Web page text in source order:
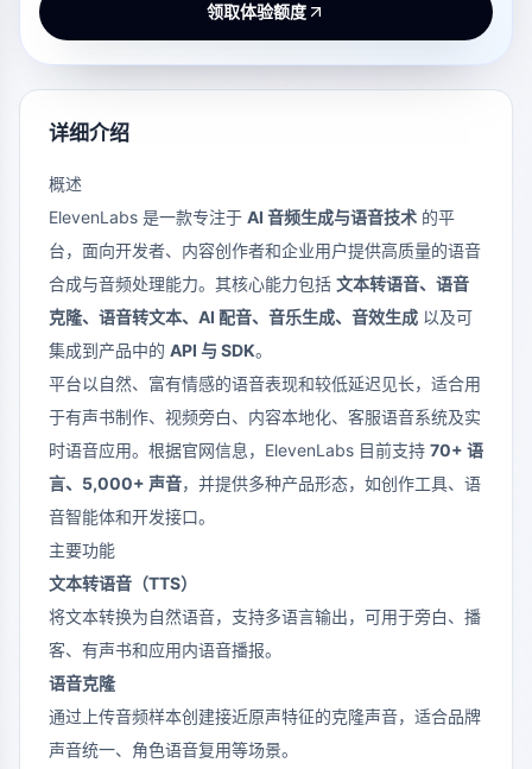
领取体验额度
详细介绍
概述
ElevenLabs 是一款专注于 AI 音频生成与语音技术 的平
台，面向开发者、内容创作者和企业用户提供高质量的语音
合成与音频处理能力。其核心能力包括 文本转语音、语音
克隆、语音转文本、AI 配音、音乐生成、音效生成 以及可
集成到产品中的 API 与 SDK。
平台以自然、富有情感的语音表现和较低延迟见长，适合用
于有声书制作、视频旁白、内容本地化、客服语音系统及实
时语音应用。根据官网信息，ElevenLabs 目前支持 70+ 语
言、5,000+ 声音，并提供多种产品形态，如创作工具、语
音智能体和开发接口。
主要功能
文本转语音（TTS）
将文本转换为自然语音，支持多语言输出，可用于旁白、播
客、有声书和应用内语音播报。
语音克隆
通过上传音频样本创建接近原声特征的克隆声音，适合品牌
声音统一、角色语音复用等场景。